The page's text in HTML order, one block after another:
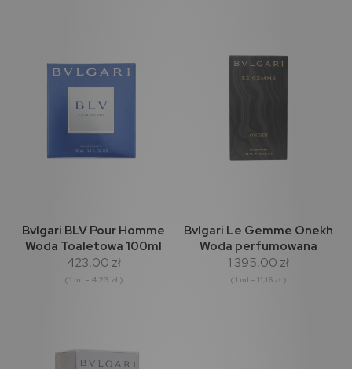
Bvlgari BLV Pour Homme
Woda Toaletowa 100ml
423,00 zł
( 1 ml = 4,23 zł )
Bvlgari Le Gemme Onekh
Woda perfumowana
125ml
1 395,00 zł
( 1 ml = 11,16 zł )